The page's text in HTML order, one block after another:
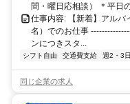
間・曜日応相談） ＊平日
仕事内容: 【新着】アルバ
名）でのお仕事
ンにつきスタ...
シフト自由 交通費支給 週2・3
同じ企業の求人